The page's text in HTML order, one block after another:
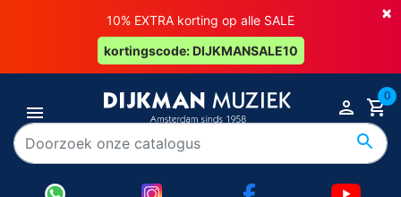
×
10% EXTRA korting op alle SALE
kortingscode: DIJKMANSALE10
0